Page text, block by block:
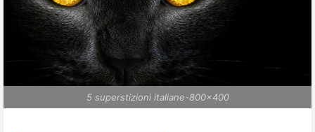
5 superstizioni italiane-800x400